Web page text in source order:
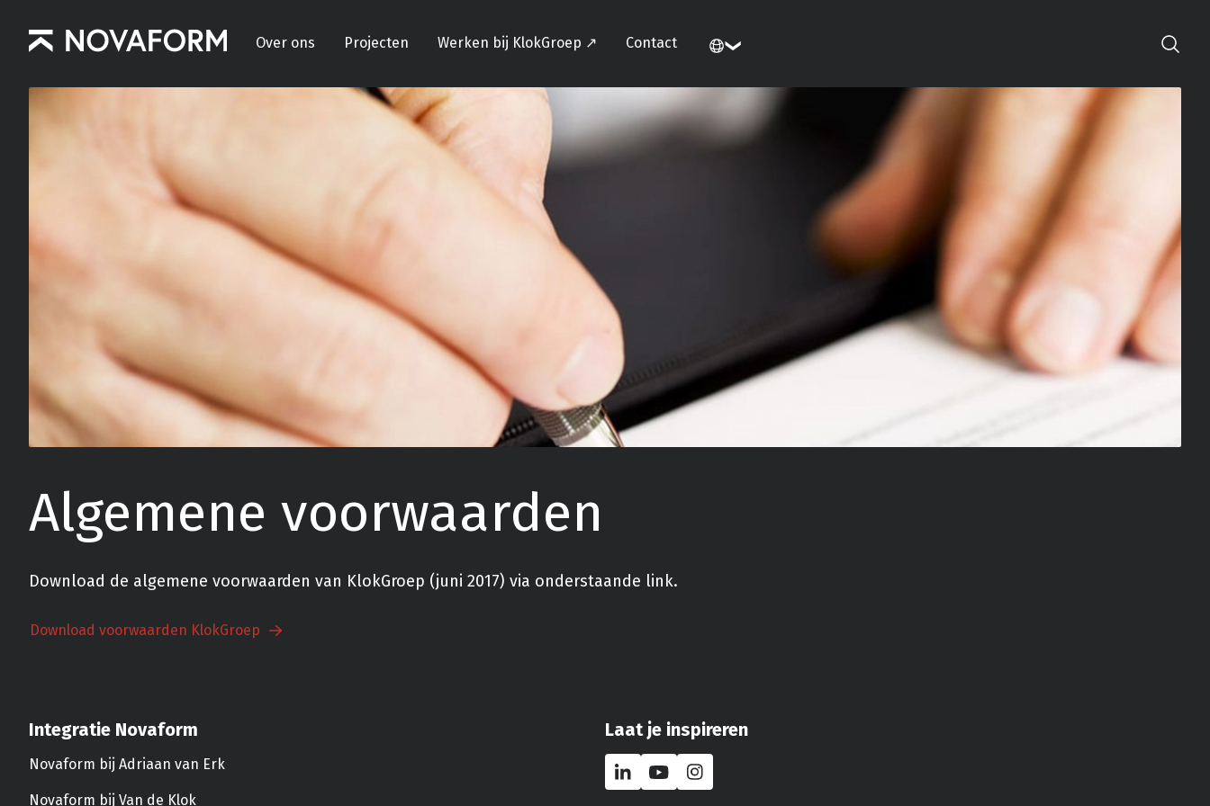
Over ons Projecten Werken bij KlokGroep ↗ Contact Zoeken
Algemene voorwaarden
Download de algemene voorwaarden van KlokGroep (juni 2017) via onderstaande link.
Download voorwaarden KlokGroep
Integratie Novaform
Novaform bij Adriaan van Erk
Novaform bij Van de Klok
Laat je inspireren